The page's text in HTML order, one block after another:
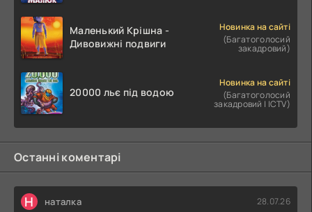
Маленький Крішна -
Дивовижні подвиги
Новинка на сайті
(Багатоголосий
закадровий)
20000 льє під водою
Новинка на сайті
(Багатоголосий
закадровий | ICTV)
Останні коментарі
Н наталка 28.07.26